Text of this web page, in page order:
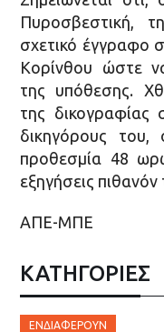
Πυροσβεστική,
σχετικό έγγραφο
Κορίνθου ώστε
της υπόθεσης.
της δικογραφίας
δικηγόρους του,
προθεσμία 48
εξηγήσεις
ΑΠΕ-ΜΠΕ
ΚΑΤΗΓΟΡΙΕΣ
ΕΝΔΙΑΦΈΡΟΥΝ